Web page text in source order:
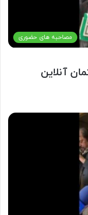
مصاحبه های حضوری
آنلاین